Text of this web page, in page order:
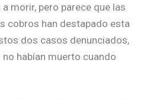
morir, pero parece que las
cobros han destapado esta
dos casos denunciados,
habían muerto cuando